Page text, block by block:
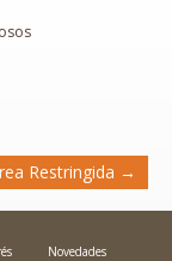
Restringida →
Novedades